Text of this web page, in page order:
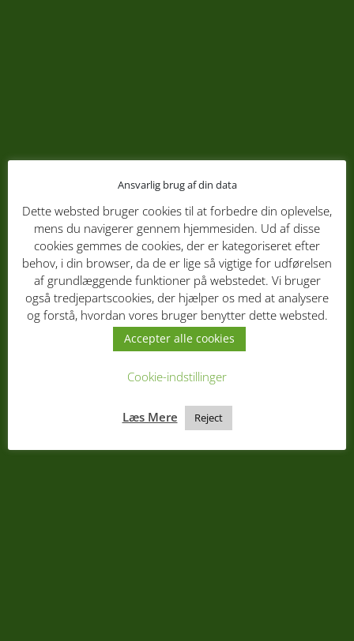
Ansvarlig brug af din data
Dette websted bruger cookies til at forbedre din oplevelse,
mens du navigerer gennem hjemmesiden. Ud af disse
cookies gemmes de cookies, der er kategoriseret efter
behov, i din browser, da de er lige så vigtige for udførelsen
af grundlæggende funktioner på webstedet. Vi bruger
også tredjepartscookies, der hjælper os med at analysere
og forstå, hvordan vores bruger benytter dette websted.
Accepter alle cookies
Cookie-indstillinger
Læs Mere Reject